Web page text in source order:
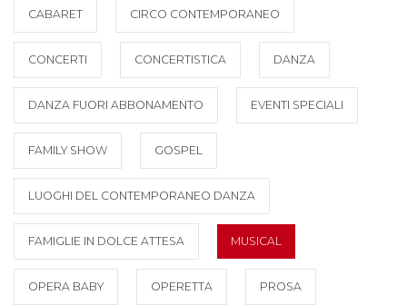
CABARET CIRCO CONTEMPORANEO
CONCERTI CONCERTISTICA DANZA
DANZA FUORI ABBONAMENTO EVENTI SPECIALI
FAMILY SHOW GOSPEL
LUOGHI DEL CONTEMPORANEO DANZA
FAMIGLIE IN DOLCE ATTESA MUSICAL
OPERA BABY OPERETTA PROSA